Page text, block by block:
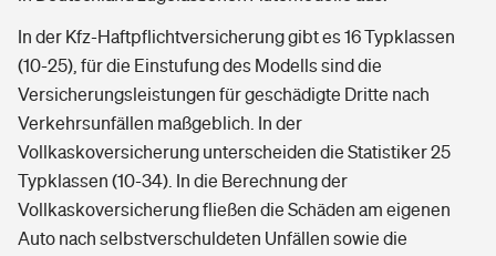
In der Kfz-Haftpflichtversicherung gibt es 16 Typklassen
(10-25), für die Einstufung des Modells sind die
Versicherungsleistungen für geschädigte Dritte nach
Verkehrsunfällen maßgeblich. In der
Vollkaskoversicherung unterscheiden die Statistiker 25
Typklassen (10-34). In die Berechnung der
Vollkaskoversicherung fließen die Schäden am eigenen
Auto nach selbstverschuldeten Unfällen sowie die